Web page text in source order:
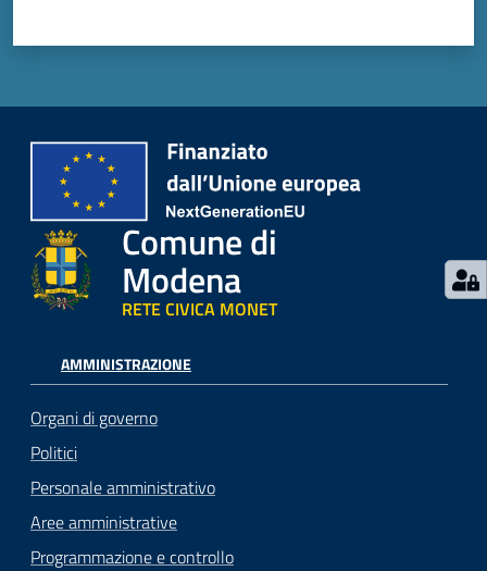
Comune di
Modena
RETE CIVICA MONET
AMMINISTRAZIONE
Organi di governo
Politici
Personale amministrativo
Aree amministrative
Programmazione e controllo